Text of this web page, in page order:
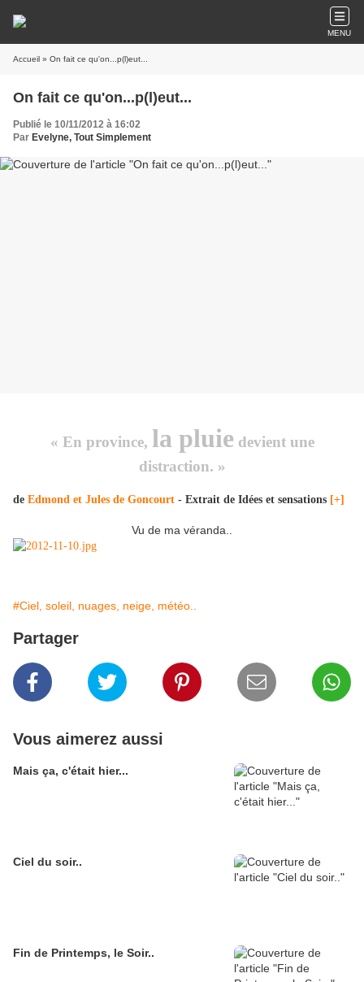
MENU
Accueil » On fait ce qu'on...p(l)eut...
On fait ce qu'on...p(l)eut...
Publié le 10/11/2012 à 16:02
Par Evelyne, Tout Simplement
« En province, la pluie devient une
distraction. »
de Edmond et Jules de Goncourt - Extrait de Idées et sensations [+]
Vu de ma véranda..
#Ciel, soleil, nuages, neige, météo..
Partager
Vous aimerez aussi
Mais ça, c'était hier...
Ciel du soir..
Fin de Printemps, le Soir..